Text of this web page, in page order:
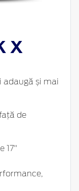
X
adaugă și mai
de
17"